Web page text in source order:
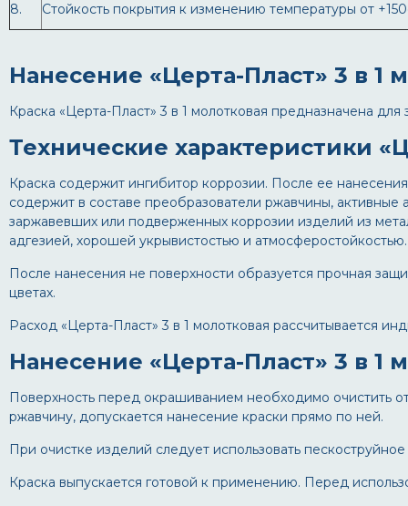
8.
Стойкость покрытия к изменению температуры от
Нанесение «Церта-Пласт» 3 в 1
Краска «Церта-Пласт» 3 в 1 молотковая предназначена
Технические характеристики
Краска содержит ингибитор коррозии. После ее
содержит в составе преобразователи ржавчины,
заржавевших или подверженных коррозии изделий из
адгезией, хорошей укрывистостью и
После нанесения не поверхности образуется прочная
цветах.
Расход «Церта-Пласт» 3 в 1 молотковая рассчитывается
Нанесение «Церта-Пласт» 3 в 1
Поверхность перед окрашиванием необходимо очистить
ржавчину, допускается нанесение краски прямо по ней.
При очистке изделий следует использовать
Краска выпускается готовой к применению. Перед